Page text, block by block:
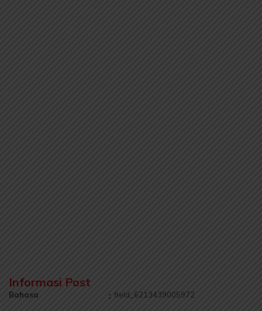
Informasi Post
Bahasa : field_6213439005972